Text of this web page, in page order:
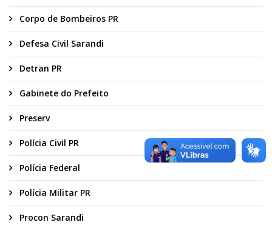
Corpo de Bombeiros PR
Defesa Civil Sarandi
Detran PR
Gabinete do Prefeito
Preserv
Polícia Civil PR
Polícia Federal
Polícia Militar PR
Procon Sarandi